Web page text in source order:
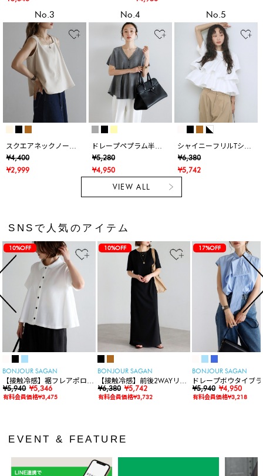
No.3
スクエアネックノース
リブラウス
¥4,400
¥2,999
No.4
ドレープペプラム半袖
ニットカーデ
¥5,280
¥4,950
No.5
シャイニーフリルTシャ
ツ
¥6,380
¥5,742
VIEW ALL
SNSで人気のアイテム
10%OFF
BONJOUR SAGAN
【接触冷感】裾フレアポロシ
ャツ
¥5,940 ¥5,346
有料会員価格¥3,475
10%OFF
BONJOUR SAGAN
【接触冷感】前後2WAYリブ
カットワンピース
¥6,380 ¥5,742
有料会員価格¥3,732
17%OFF
BONJOUR SAGAN
ドレープボウタイブ
ス
¥5,940 ¥4,950
有料会員価格¥3,218
EVENT & FEATURE